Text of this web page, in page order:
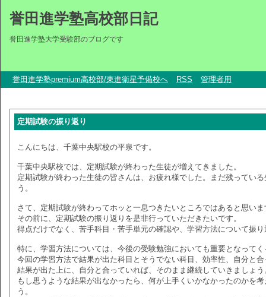
誉田進学塾高校部日記
誉田進学塾大学受験部のブログです
誉田進学塾premium高校部/東進衛星予備校へ RSS 管理者用
定期試験の振り返り
こんにちは、千葉中央駅校の平泉です。
千葉中央駅校では、定期試験が終わった生徒が増えてきました。
定期試験が終わった生徒の皆さんは、お疲れ様でした。まだ残ってい
う。
さて、定期試験が終わってホッと一息つきたいところではあると思い
その前に、定期試験の振り返りを是非行っていただきたいです。
得点だけでなく、苦手科目・苦手単元の確認や、学習方法について振
特に、学習方法については、今後の受験勉強においても重要となって
今回の学習方法で結果が出た科目とそうでない科目、効率性、自分と
結果が出た上に、自分と合っていれば、そのまま継続していきましょう
もし思うような結果が出なかったら、何が上手くいかなかったのかを
う。